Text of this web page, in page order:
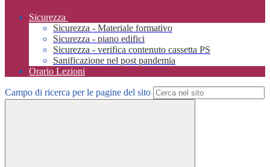
Sicurezza
Sicurezza - Materiale formativo
Sicurezza - piano edifici
Sicurezza - verifica contenuto cassetta PS
Sanificazione nel post pandemia
Orario Lezioni
Campo di ricerca per le pagine del sito